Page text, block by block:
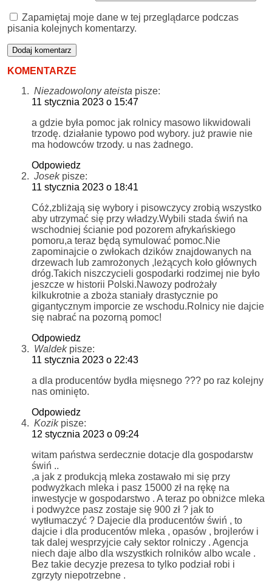
Zapamiętaj moje dane w tej przeglądarce podczas
pisania kolejnych komentarzy.
KOMENTARZE
Niezadowolony ateista pisze:
11 stycznia 2023 o 15:47
a gdzie była pomoc jak rolnicy masowo likwidowali
trzodę. działanie typowo pod wybory. już prawie nie
ma hodowców trzody. u nas żadnego.
Odpowiedz
Josek pisze:
11 stycznia 2023 o 18:41
Cóż,zbliżają się wybory i pisowczycy zrobią wszystko
aby utrzymać się przy władzy.Wybili stada świń na
wschodniej ścianie pod pozorem afrykańskiego
pomoru,a teraz będą symulować pomoc.Nie
zapominajcie o zwłokach dzików znajdowanych na
drzewach lub zamrożonych ,leżących koło głównych
dróg.Takich niszczycieli gospodarki rodzimej nie było
jeszcze w historii Polski.Nawozy podrożały
kilkukrotnie a zboża staniały drastycznie po
gigantycznym imporcie ze wschodu.Rolnicy nie dajcie
się nabrać na pozorną pomoc!
Odpowiedz
Waldek pisze:
11 stycznia 2023 o 22:43
a dla producentów bydła mięsnego ??? po raz kolejny
nas ominięto.
Odpowiedz
Kozik pisze:
12 stycznia 2023 o 09:24
witam państwa serdecznie dotacje dla gospodarstw
świń ..
,a jak z produkcją mleka zostawało mi się przy
podwyżkach mleka i pasz 15000 zł na rękę na
inwestycje w gospodarstwo . A teraz po obniżce mleka
i podwyżce pasz zostaje się 900 zł ? jak to
wytłumaczyć ? Dajecie dla producentów świń , to
dajcie i dla producentów mleka , opasów , brojlerów i
tak dalej wesprzyjcie cały sektor rolniczy . Agencja
niech daje albo dla wszystkich rolników albo wcale .
Bez takie decyzje prezesa to tylko podział robi i
zgrzyty niepotrzebne .